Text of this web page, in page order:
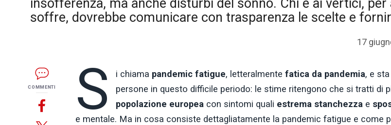
insofferenza, ma anche disturbi del sonno. Chi è ai vertici, per
soffre, dovrebbe comunicare con trasparenza le scelte e
17
COMMENTI S i chiama pandemic fatigue, letteralmente fatica da pandemia, e
persone in questo difficile periodo: le stime ritengono che si tratti di
popolazione europeacon sintomi quali estrema stanchezzae
e mentale. Ma in cosa consiste dettagliatamente la pandemic fatigue e come